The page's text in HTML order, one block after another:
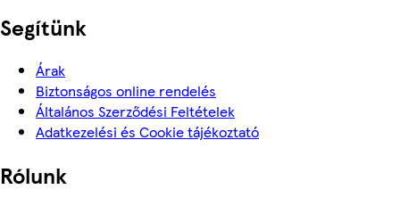
Segítünk
Árak
Biztonságos online rendelés
Általános Szerződési Feltételek
Adatkezelési és Cookie tájékoztató
Rólunk